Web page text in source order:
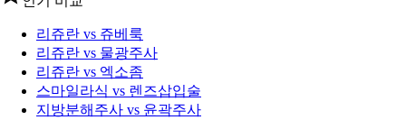
리쥬란 vs 쥬베룩
리쥬란 vs 물광주사
리쥬란 vs 엑소좀
스마일라식 vs 렌즈삽입술
지방분해주사 vs 윤곽주사